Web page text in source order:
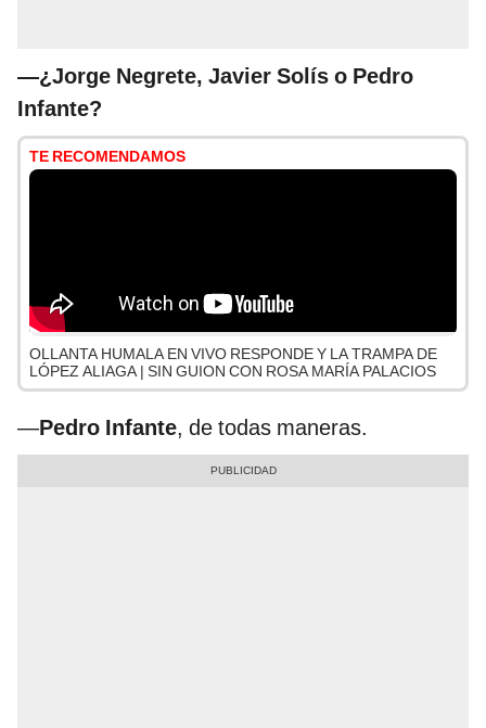
—¿Jorge Negrete, Javier Solís o Pedro
Infante?
TE RECOMENDAMOS
OLLANTA HUMALA EN VIVO RESPONDE Y LA TRAMPA DE
LÓPEZ ALIAGA | SIN GUION CON ROSA MARÍA PALACIOS
—Pedro Infante, de todas maneras.